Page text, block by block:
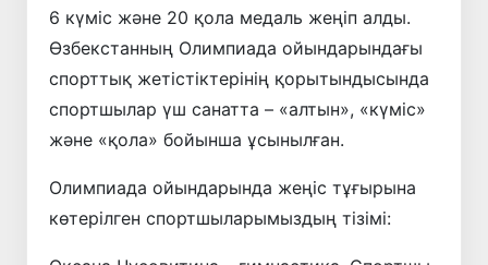
6 күміс және 20 қола медаль жеңіп алды.
Өзбекстанның Олимпиада ойындарындағы
спорттық жетістіктерінің қорытындысында
спортшылар үш санатта – «алтын», «күміс»
және «қола» бойынша ұсынылған.
Олимпиада ойындарында жеңіс тұғырына
көтерілген спортшыларымыздың тізімі: